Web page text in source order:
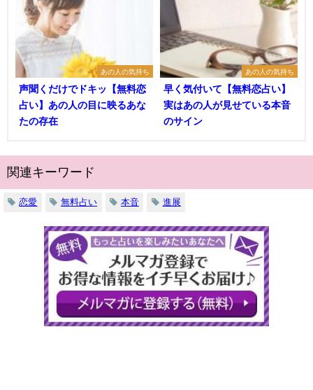
あの人の気持ち
声聞くだけでドキッ【無料恋
占い】あの人の目に映るあな
たの存在
あの人の気持ち
早く気付いて【無料恋占い】
実はあの人が見せている本音
のサイン
関連キーワード
恋愛 無料占い 本音 進展